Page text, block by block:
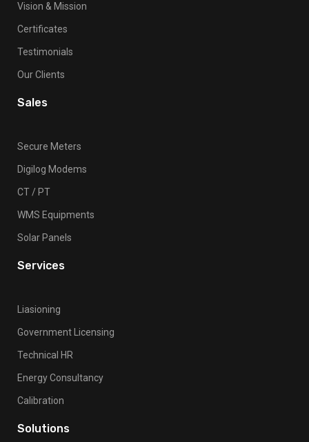
Vision & Mission
Certificates
Testimonials
Our Clients
Sales
Secure Meters
Digilog Modems
CT / PT
WMS Equipments
Solar Panels
Services
Liasioning
Government Licensing
Technical HR
Energy Consultancy
Calibration
Solutions